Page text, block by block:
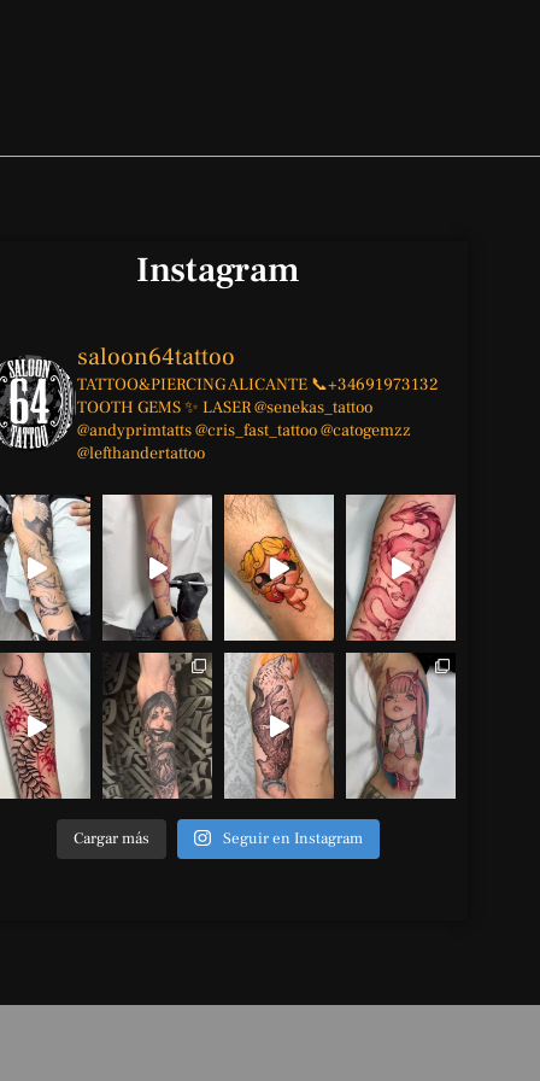
Instagram
saloon64tattoo
TATTOO&PIERCINGALICANTE 📞+34691973132
TOOTH GEMS ✨ LASER@senekas_tattoo
@andyprimtatts@cris_fast_tattoo@catogemzz
@lefthandertattoo
Cargar más Seguir en Instagram